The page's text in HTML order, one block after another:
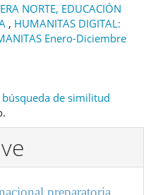
NORTE, EDUCACIÓN
, HUMANITAS DIGITAL:
Enero-Diciembre
de similitud
preparatoria